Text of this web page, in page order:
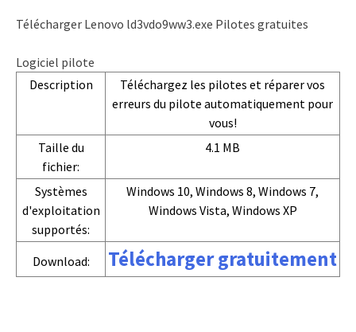
Télécharger Lenovo ld3vdo9ww3.exe Pilotes gratuites
Logiciel pilote
Description
Téléchargez les pilotes et réparer vos
erreurs du pilote automatiquement pour
vous!
Taille du
fichier:
4.1 MB
Systèmes
d'exploitation
supportés:
Windows 10, Windows 8, Windows 7,
Windows Vista, Windows XP
Download: Télécharger gratuitement